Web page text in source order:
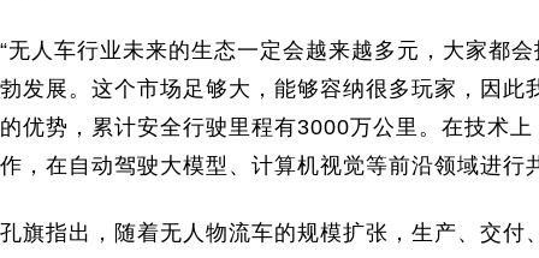
“无人车行业未来的生态一定会越来越多元，大家都
勃发展。这个市场足够大，能够容纳很多玩家，因
的优势，累计安全行驶里程有3000万公里。在技术
作，在自动驾驶大模型、计算机视觉等前沿领域进行
孔旗指出，随着无人物流车的规模扩张，生产、交